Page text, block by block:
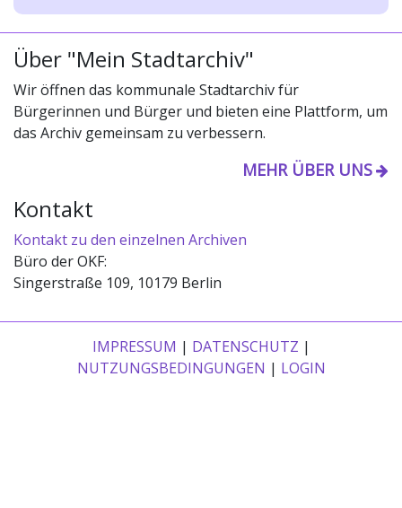
Über "Mein Stadtarchiv"
Wir öffnen das kommunale Stadtarchiv für
Bürgerinnen und Bürger und bieten eine Plattform, um
das Archiv gemeinsam zu verbessern.
MEHR ÜBER UNS
Kontakt
Kontakt zu den einzelnen Archiven
Büro der OKF:
Singerstraße 109, 10179 Berlin
IMPRESSUM | DATENSCHUTZ |
NUTZUNGSBEDINGUNGEN | LOGIN